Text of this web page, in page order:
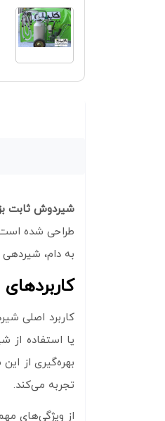
شیردوش ثابت
طراحی شده
به دام، شیردهی
کاربرد اصلی
یا استفاده از
بهره‌گیری از
تجربه می‌کند.
از ویژگی‌های